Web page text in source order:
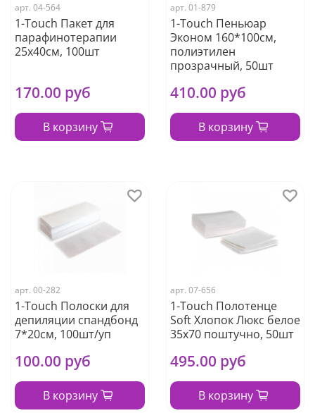
арт. 04-564
1-Touch Пакет для
парафинотерапии
25х40см, 100шт
170.00 руб
В корзину
арт. 01-879
1-Touch Пеньюар
Эконом 160*100см,
полиэтилен
прозрачный, 50шт
410.00 руб
В корзину
арт. 00-282
1-Touch Полоски для
депиляции спандбонд
7*20см, 100шт/уп
100.00 руб
В корзину
арт. 07-656
1-Touch Полотенце
Soft Хлопок Люкс белое
35х70 поштучно, 50шт
495.00 руб
В корзину